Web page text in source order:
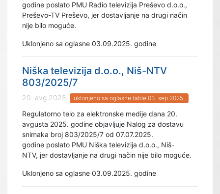
godine poslato PMU Radio televizija Preševo d.o.o.,
Preševo-TV Preševo, jer dostavljanje na drugi način
nije bilo moguće.
Uklonjeno sa oglasne 03.09.2025. godine
Niška televizija d.o.o., Niš-NTV
803/2025/7
20. avg 2025. uklonjeno sa oglasne table 03. sep 2025.
Regulatorno telo za elektronske medije dana 20.
avgusta 2025. godine objavljuje Nalog za dostavu
snimaka broj 803/2025/7 od 07.07.2025.
godine poslato PMU Niška televizija d.o.o., Niš-
NTV, jer dostavljanje na drugi način nije bilo moguće.
Uklonjeno sa oglasne 03.09.2025. godine